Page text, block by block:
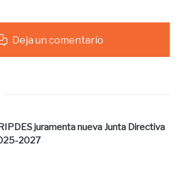
Deja un comentario
juramenta nueva Junta Directiva
2027